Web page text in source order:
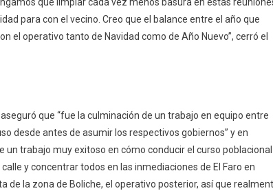
para con el vecino. Creo que el balance entre el año que
operativo tanto de Navidad como de Año Nuevo”, cerró el
que “fue la culminación de un trabajo en equipo entre
desde antes de asumir los respectivos gobiernos” y en
un trabajo muy exitoso en cómo conducir el curso poblacional
y concentrar todos en las inmediaciones de El Faro en
de la zona de Boliche, el operativo posterior, así que